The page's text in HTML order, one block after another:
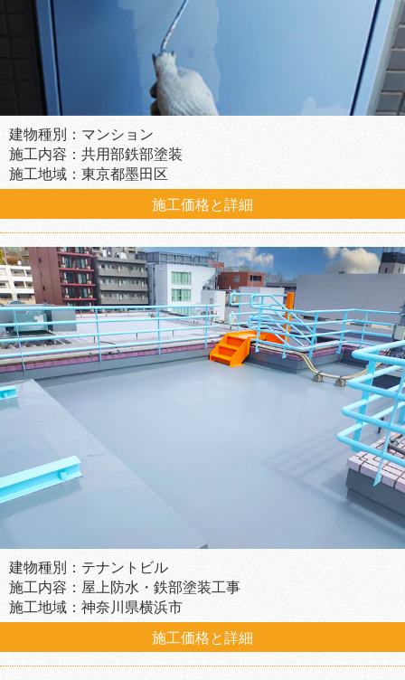
建物種別：マンション
施工内容：共用部鉄部塗装
施工地域：東京都墨田区
施工価格と詳細
建物種別：テナントビル
施工内容：屋上防水・鉄部塗装工事
施工地域：神奈川県横浜市
施工価格と詳細